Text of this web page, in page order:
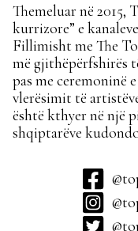
Themeluar në 2015,
kurrizore” e
Fillimisht me The
më gjithëpërfshirës
pas me ceremoninë
vlerësimit të
është kthyer në një
shqiptarëve